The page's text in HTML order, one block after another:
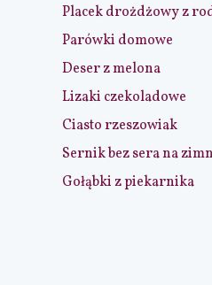
Placek drożdżowy z
Parówki domowe
Deser z melona
Lizaki czekoladowe
Ciasto rzeszowiak
Sernik bez sera na
Gołąbki z piekarnika